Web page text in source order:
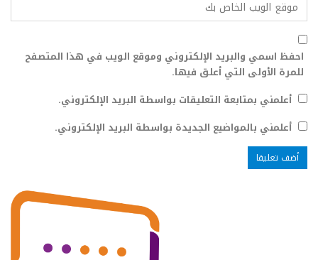
احفظ اسمي والبريد الإلكتروني وموقع الويب في هذا المتصفح
للمرة الأولى التي أعلق فيها.
أعلمني بمتابعة التعليقات بواسطة البريد الإلكتروني.
أعلمني بالمواضيع الجديدة بواسطة البريد الإلكتروني.